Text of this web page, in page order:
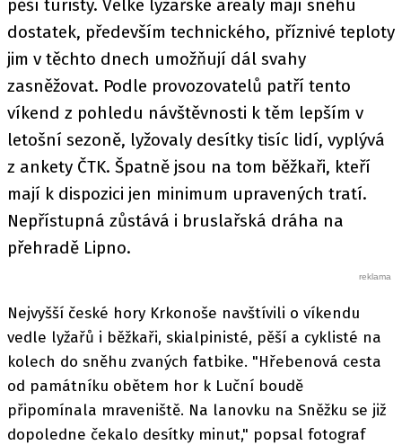
pěší turisty. Velké lyžařské areály mají sněhu
dostatek, především technického, příznivé teploty
jim v těchto dnech umožňují dál svahy
zasněžovat. Podle provozovatelů patří tento
víkend z pohledu návštěvnosti k těm lepším v
letošní sezoně, lyžovaly desítky tisíc lidí, vyplývá
z ankety ČTK. Špatně jsou na tom běžkaři, kteří
mají k dispozici jen minimum upravených tratí.
Nepřístupná zůstává i bruslařská dráha na
přehradě Lipno.
Nejvyšší české hory Krkonoše navštívili o víkendu
vedle lyžařů i běžkaři, skialpinisté, pěší a cyklisté na
kolech do sněhu zvaných fatbike. "Hřebenová cesta
od památníku obětem hor k Luční boudě
připomínala mraveniště. Na lanovku na Sněžku se již
dopoledne čekalo desítky minut," popsal fotograf